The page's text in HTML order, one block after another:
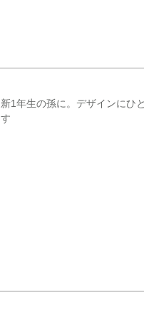
新1年生の孫に。デザインにひ
す